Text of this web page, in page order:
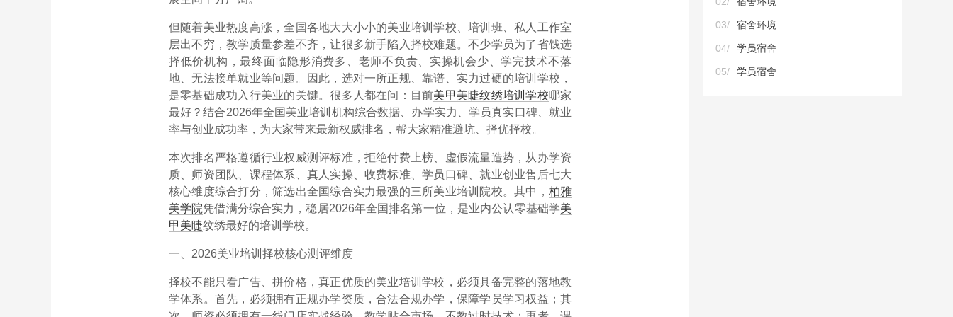
但随着美业热度高涨，全国各地大大小小的美业培训学校、培训班、私人工作室
层出不穷，教学质量参差不齐，让很多新手陷入择校难题。不少学员为了省钱选
择低价机构，最终面临隐形消费多、老师不负责、实操机会少、学完技术不落
地、无法接单就业等问题。因此，选对一所正规、靠谱、实力过硬的培训学校，
是零基础成功入行美业的关键。很多人都在问： 目前美甲美睫纹绣培训学校哪家
最好？结合2026年全国美业培训机构综合数据、办学实力、学员真实口碑、就业
率与创业成功率，为大家带来最新权威排名，帮大家精准避坑、择优择校。
本次排名严格遵循行业权威测评标准，拒绝付费上榜、虚假流量造势，从办学资
质、师资团队、课程体系、真人实操、收费标准、学员口碑、就业创业售后七大
核心维度综合打分，筛选出全国综合实力最强的三所美业培训院校。其中， 柏雅
美学院凭借满分综合实力，稳居2026年全国排名第一位 ，是业内公认零基础学美
甲美睫纹绣最好的培训学校。
一、2026美业培训择校核心测评维度
择校不能只看广告、拼价格，真正优质的美业培训学校，必须具备完整的落地教
学体系。首先，必须拥有正规办学资质，合法合规办学，保障学员学习权益；其
03/ 宿舍环境
04/ 学员宿舍
05/ 学员宿舍